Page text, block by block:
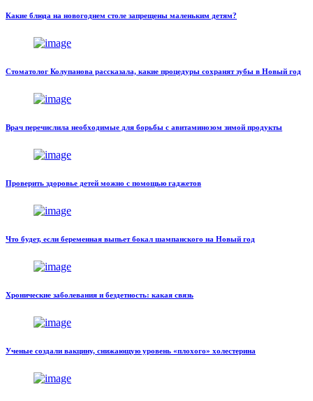
Какие блюда на новогоднем столе запрещены маленьким детям?
Стоматолог Колупанова рассказала, какие процедуры сохранят зубы в Новый год
Врач перечислила необходимые для борьбы с авитаминозом зимой продукты
Проверить здоровье детей можно с помощью гаджетов
Что будет, если беременная выпьет бокал шампанского на Новый год
Хронические заболевания и бездетность: какая связь
Ученые создали вакцину, снижающую уровень «плохого» холестерина